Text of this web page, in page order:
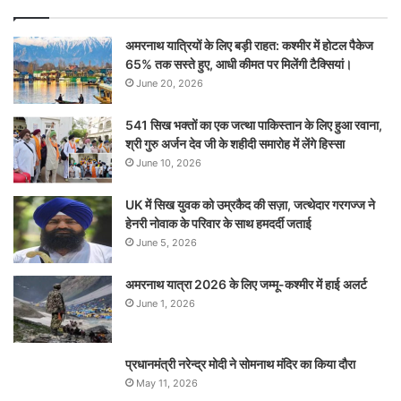
अमरनाथ यात्रियों के लिए बड़ी राहत: कश्मीर में होटल पैकेज
65% तक सस्ते हुए, आधी कीमत पर मिलेंगी टैक्सियां।
June 20, 2026
541 सिख भक्तों का एक जत्था पाकिस्तान के लिए हुआ रवाना,
श्री गुरु अर्जन देव जी के शहीदी समारोह में लेंगे हिस्सा
June 10, 2026
UK में सिख युवक को उम्रकैद की सज़ा, जत्थेदार गरगज्ज ने
हेनरी नोवाक के परिवार के साथ हमदर्दी जताई
June 5, 2026
अमरनाथ यात्रा 2026 के लिए जम्मू-कश्मीर में हाई अलर्ट
June 1, 2026
प्रधानमंत्री नरेन्‍द्र मोदी ने सोमनाथ मंदिर का किया दौरा
May 11, 2026